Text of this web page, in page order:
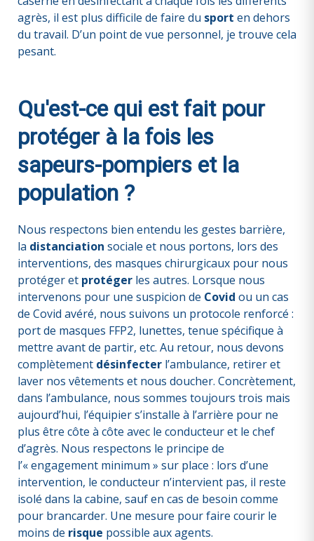
agrès, il est plus difficile de faire du sport en dehors
du travail. D’un point de vue personnel, je trouve cela
pesant.
Qu'est-ce qui est fait pour
protéger à la fois les
sapeurs-pompiers et la
population ?
Nous respectons bien entendu les gestes barrière,
la distanciation sociale et nous portons, lors des
interventions, des masques chirurgicaux pour nous
protéger et protéger les autres. Lorsque nous
intervenons pour une suspicion de Covid ou un cas
de Covid avéré, nous suivons un protocole renforcé :
port de masques FFP2, lunettes, tenue spécifique à
mettre avant de partir, etc. Au retour, nous devons
complètement désinfecter l’ambulance, retirer et
laver nos vêtements et nous doucher. Concrètement,
dans l’ambulance, nous sommes toujours trois mais
aujourd’hui, l’équipier s’installe à l’arrière pour ne
plus être côte à côte avec le conducteur et le chef
d’agrès. Nous respectons le principe de
l’« engagement minimum » sur place : lors d’une
intervention, le conducteur n’intervient pas, il reste
isolé dans la cabine, sauf en cas de besoin comme
pour brancarder. Une mesure pour faire courir le
moins de risque possible aux agents.